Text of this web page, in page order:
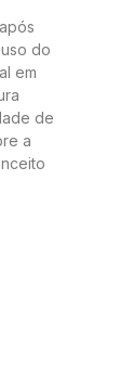
do
em
de
a